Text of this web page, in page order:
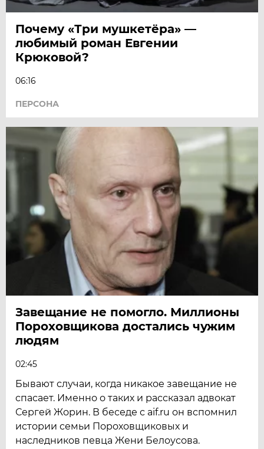
Почему «Три мушкетёра» —
любимый роман Евгении
Крюковой?
06:16
ПЕРСОНА
Завещание не помогло. Миллионы
Пороховщикова достались чужим
людям
02:45
Бывают случаи, когда никакое завещание не
спасает. Именно о таких и рассказал адвокат
Сергей Жорин. В беседе с aif.ru он вспомнил
истории семьи Пороховщиковых и
наследников певца Жени Белоусова.